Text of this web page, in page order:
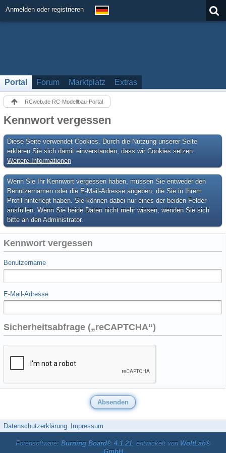
Anmelden oder registrieren
Portal Forum Marktplatz Extras
RCweb.de RC-Modellbau-Portal
Kennwort vergessen
Diese Seite verwendet Cookies. Durch die Nutzung unserer Seite
erklären Sie sich damit einverstanden, dass wir Cookies setzen.
Weitere Informationen
Wenn Sie Ihr Kennwort vergessen haben, müssen Sie entweder den
Benutzernamen oder die E-Mail-Adresse angeben, die Sie in Ihrem
Profil hinterlegt haben. Sie können dabei nur eines der beiden Felder
ausfüllen. Wenn Sie beide Daten nicht mehr wissen, wenden Sie sich
bitte an den Administrator.
Kennwort vergessen
Benutzername
E-Mail-Adresse
Sicherheitsabfrage („reCAPTCHA“)
Datenschutzerklärung Impressum
Forensoftware: Burning Board® 4.1.21, entwickelt von WoltLab®
GmbH